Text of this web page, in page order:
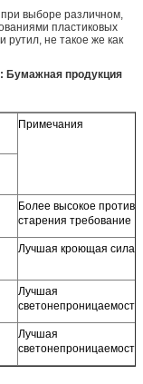
выборе различном,
пластиковых
рутил, не такое же как
Бумажная продукция
Примечания
Более высокое против
старения требование
Лучшая кроющая сила
Лучшая
светонепроницаемость
Лучшая
светонепроницаемость